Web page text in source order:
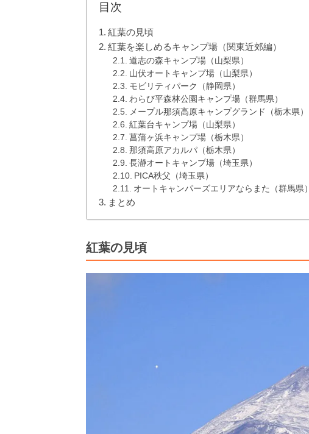
目次
紅葉の見頃
紅葉を楽しめるキャンプ場（関東近郊編）
道志の森キャンプ場（山梨県）
山伏オートキャンプ場（山梨県）
モビリティパーク（静岡県）
わらび平森林公園キャンプ場（群馬県）
メープル那須高原キャンプグランド（栃木県）
紅葉台キャンプ場（山梨県）
菖蒲ヶ浜キャンプ場（栃木県）
那須高原アカルパ（栃木県）
長瀞オートキャンプ場（埼玉県）
PICA秩父（埼玉県）
オートキャンパーズエリアならまた（群馬県）
まとめ
紅葉の見頃